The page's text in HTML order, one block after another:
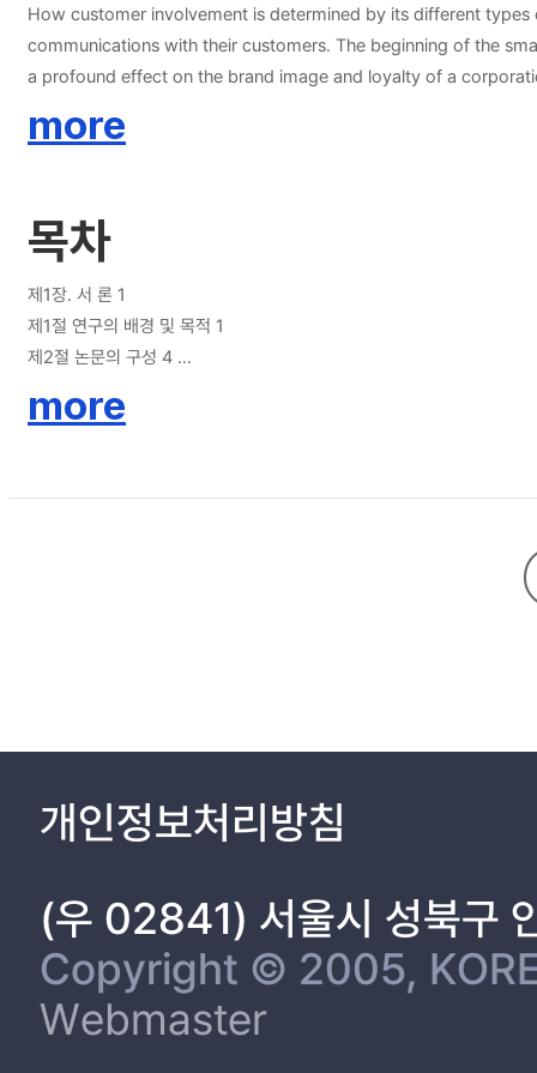
How customer involvement is determined by its different types of SNS contents - OTTOGI Facebook SNS
communications with their customers. The beginning of the
a profound effect on the brand image and loyalty of a
This study aims to analyze the relationship between different
customers in Information/Entertainment contents are well
This result indicates that the level of customer involvement
corporations to help plan effective contents for each target by
more
목차
제1장. 서 론 1
제1절 연구의 배경 및 목적 1
제2절 논문의 구성 4
제1절 SNS와 수용자 이론 6
제1절 연구 문제 24
2.분석 방법 28
제4장. 연구 결과 30
제1절 조사의 참여자 현황과 신뢰도 검증 30
1.조사의 참여자 현황 30
2.표본의 SNS 이용행태 33
more
개인정보처리방침
(우 02841) 서울시 성북구
Copyright © 2005,
Webmaster